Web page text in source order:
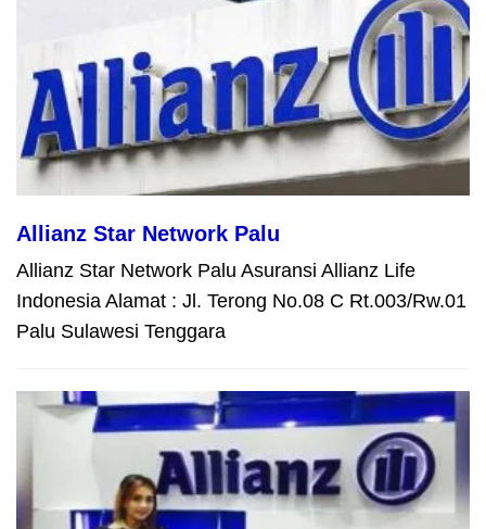
Allianz Star Network Palu
Allianz Star Network Palu Asuransi Allianz Life
Indonesia Alamat : Jl. Terong No.08 C Rt.003/Rw.01
Palu Sulawesi Tenggara